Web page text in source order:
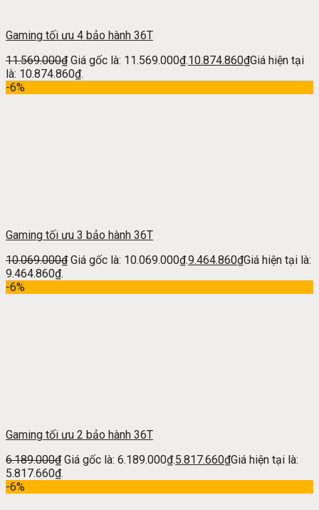
Gaming tối ưu 4 bảo hành 36T
11.569.000₫ Giá gốc là: 11.569.000₫.10.874.860₫Giá hiện tại
là: 10.874.860₫.
-6%
Gaming tối ưu 3 bảo hành 36T
10.069.000₫ Giá gốc là: 10.069.000₫.9.464.860₫Giá hiện tại là:
9.464.860₫.
-6%
Gaming tối ưu 2 bảo hành 36T
6.189.000₫ Giá gốc là: 6.189.000₫.5.817.660₫Giá hiện tại là:
5.817.660₫.
-6%